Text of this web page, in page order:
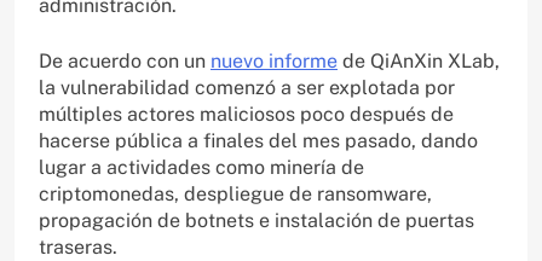
administración.
De acuerdo con un nuevo informe de QiAnXin XLab,
la vulnerabilidad comenzó a ser explotada por
múltiples actores maliciosos poco después de
hacerse pública a finales del mes pasado, dando
lugar a actividades como minería de
criptomonedas, despliegue de ransomware,
propagación de botnets e instalación de puertas
traseras.